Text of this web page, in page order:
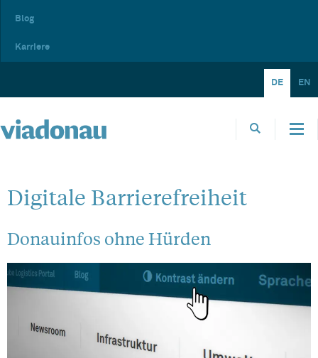
Blog
Karriere
DE EN
Digitale Barrierefreiheit
Donauinfos ohne Hürden